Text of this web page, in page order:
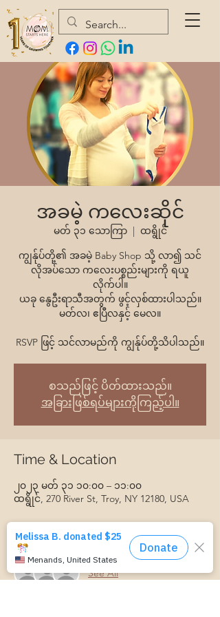
အခမဲ့ ကလေးဆိုင်
မတ် ၃၁ သောကြာ
  |
ထရွိုင်
ကျွန်ုပ်တို့၏ အခမဲ့ Baby Shop သို့ လာ၍ သင်
လိုအပ်သော ကလေးပစ္စည်းများကို ရယူ
လိုက်ပါ။
ယခု နွေဦးရာသီအတွက် ဖွင့်လှစ်ထားပါသည်။
မတ်လ၊ ဧပြီလနှင့် မေလ။
RSVP ဖြင့် သင်လာမည်ကို ကျွန်ုပ်တို့သိပါသည်။
စသည်ဖြင့် ပိတ်ထားသည်။
အခြားဖြစ်ရပ်များကိုကြည့်ပါ။
Time & Location
၂၀၂၃ မတ် ၃၁ ၁၀:၀၀ – ၁၁:၀၀
ထရွိုင်, 270 River St, Troy, NY 12180, USA
Guests
See All